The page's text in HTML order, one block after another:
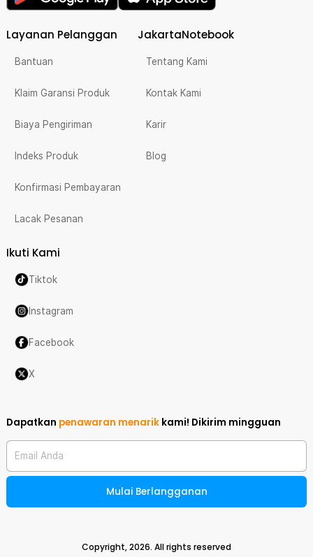
Layanan Pelanggan
Bantuan
Klaim Garansi Produk
Biaya Pengiriman
Indeks Produk
Konfirmasi Pembayaran
Lacak Pesanan
JakartaNotebook
Tentang Kami
Kontak Kami
Karir
Blog
Ikuti Kami
Tiktok
Instagram
Facebook
X
Dapatkan penawaran menarik kami! Dikirim mingguan
Email Anda
Mulai Berlangganan
Copyright,2026. All rights reserved